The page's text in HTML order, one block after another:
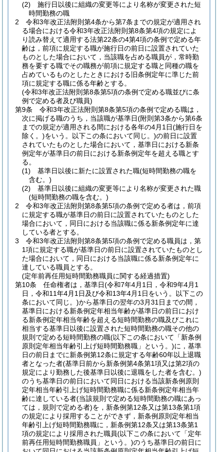
(2)
施行日以後に組織の変更等により名称が変更された短
時間勤務の職
2
令和3年改正法附則第4条から第7条までの規定が適用され
る場合における令和3年改正法附則第8条第4項の規定によ
り読み替えて適用する法第22条の4第4項の条例で定める年
齢は，前項に規定する職が施行日の前日に設置されていた
ものとした場合において，当該職を占める職員が，常時勤
務を要する職でその職務が前項に規定する職と同種の職を
占めているものとしたときにおける旧条例定年に準じた前
項に規定する職に係る年齢とする。
(令和3年改正法附則第8条第5項の条例で定める職並びに条
例で定める者及び職員)
第9条
令和3年改正法附則第8条第5項の条例で定める職は，
次に掲げる職のうち，当該職が基準日(附則第3条から第6条
までの規定が適用される間における各年の4月1日(施行日を
除く。)をいう。以下この条において同じ。)の前日に設置
されていたものとした場合において，基準日における新条
例定年が基準日の前日における新条例定年を超える職とす
る。
(1)
基準日以後に新たに設置された職(短時間勤務の職を
含む。)
(2)
基準日以後に組織の変更等により名称が変更された職
(短時間勤務の職を含む。)
2
令和3年改正法附則第8条第5項の条例で定める者は，前項
に規定する職が基準日の前日に設置されていたものとした
場合において，同日における当該職に係る新条例定年に達
している者とする。
3
令和3年改正法附則第8条第5項の条例で定める職員は，第
1項に規定する職が基準日の前日に設置されていたものとし
た場合において，同日における当該職に係る新条例定年に
達している職員とする。
(定年前再任用短時間勤務職員に関する経過措置)
第10条
任命権者は，基準日(令和7年4月1日，令和9年4月1
日，令和11年4月1日及び令和13年4月1日をいう。以下この
条において同じ。)から基準日の翌年の3月31日までの間，
基準日における新条例定年相当年齢が基準日の前日におけ
る新条例定年相当年齢を超える短時間勤務の職及びこれに
相当する基準日以後に設置された短時間勤務の職その他の
規則で定める短時間勤務の職(以下この条において「新条例
原則定年相当年齢引上げ短時間勤務職」という。)に，基準
日の前日までに新条例第12条に規定する年齢60年以上退職
者となった者(基準日前から新条例第4条第1項又は第2項の
規定により勤務した後基準日以後に退職をした者を含む。)
のうち基準日の前日において同日における当該新条例原則
定年相当年齢引上げ短時間勤務職に係る新条例定年相当年
齢に達している者(当該規則で定める短時間勤務の職にあっ
ては，規則で定める者)を，新条例第12条又は第13条第1項
の規定により採用することができず，新条例原則定年相当
年齢引上げ短時間勤務職に，新条例第12条又は第13条第1
項の規定により採用された職員(以下この条において「定年
前再任用短時間勤務職員」という。)のうち基準日の前日に